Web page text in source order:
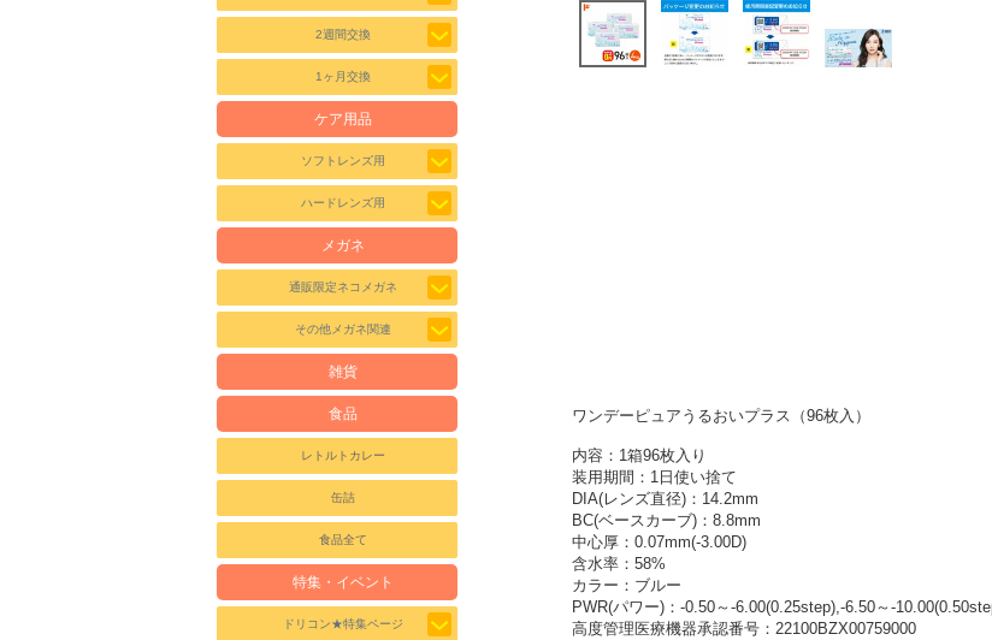
2週間交換
1ヶ月交換
ケア用品
ソフトレンズ用
ハードレンズ用
メガネ
通販限定ネコメガネ
その他メガネ関連
雑貨
食品
レトルトカレー
缶詰
食品全て
特集・イベント
ドリコン★特集ページ
ワンデーピュアうるおいプラス（96枚入）
内容：1箱96枚入り
装用期間：1日使い捨て
DIA(レンズ直径)：14.2mm
BC(ベースカーブ)：8.8mm
中心厚：0.07mm(-3.00D)
含水率：58%
カラー：ブルー
PWR(パワー)：-0.50～-6.00(0.25step),-6.50～-
高度管理医療機器承認番号：22100BZX00759000